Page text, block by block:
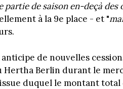
partie de saison en-deçà
à la 9e place - et "
de nouvelles
Hertha Berlin durant le
duquel le montant total